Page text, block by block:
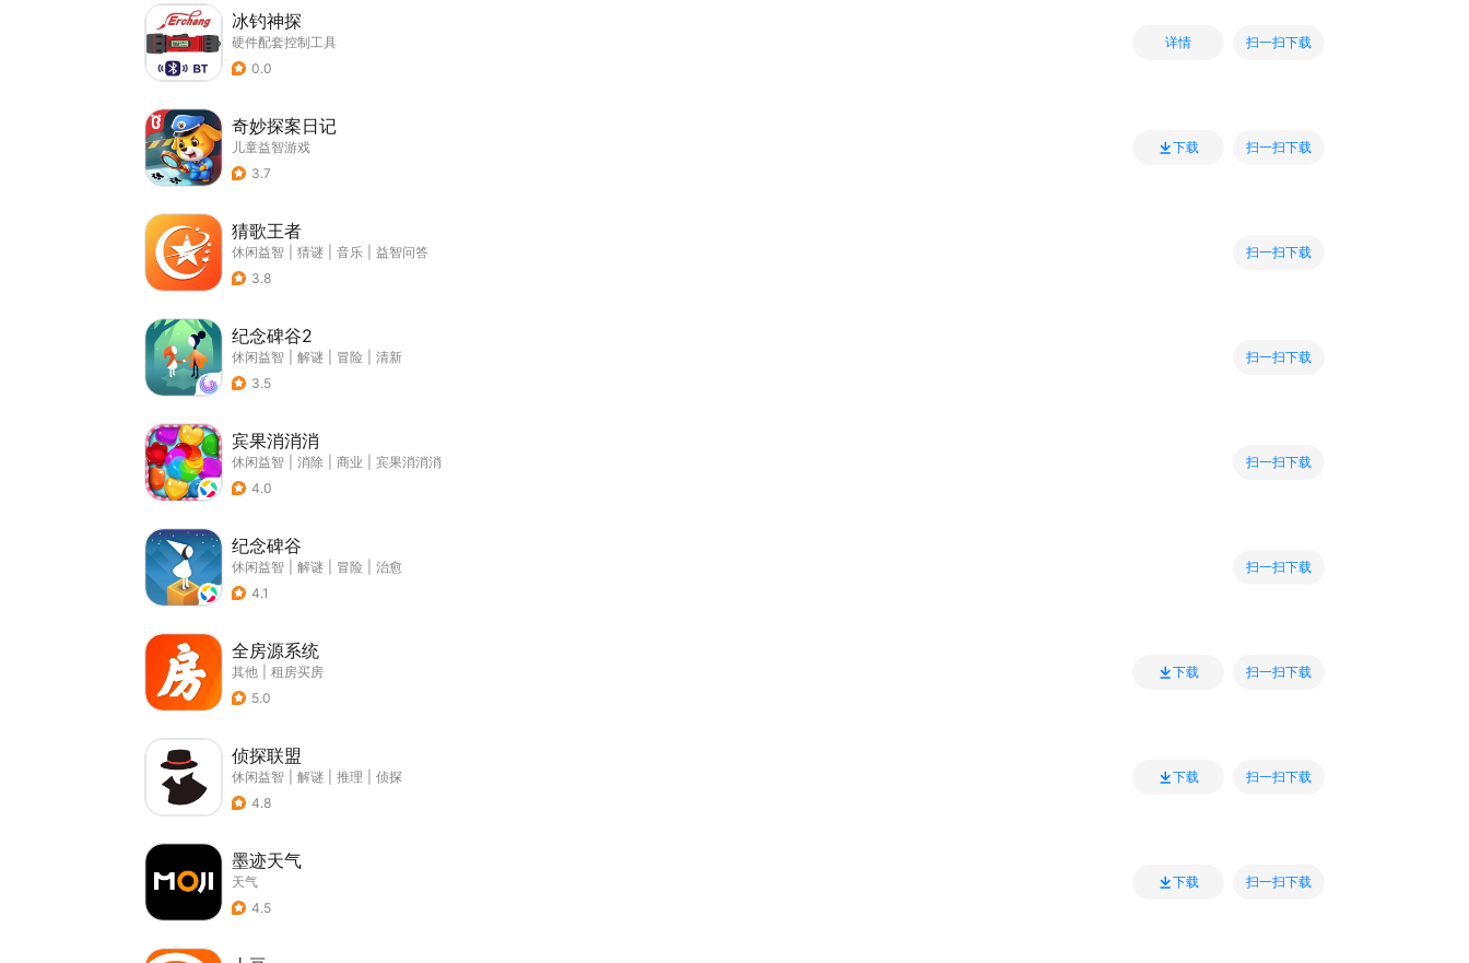
冰钓神探
硬件配套控制工具
0.0
详情 扫一扫下载
奇妙探案日记
儿童益智游戏
3.7
下载 扫一扫下载
猜歌王者
休闲益智 猜谜 音乐
益智问答
3.8
扫一扫下载
纪念碑谷2
休闲益智 解谜 冒险
清新
3.5
扫一扫下载
宾果消消消
休闲益智 消除 商业
宾果消消消
4.0
扫一扫下载
纪念碑谷
休闲益智 解谜 冒险
治愈
4.1
扫一扫下载
全房源系统
其他
租房买房
5.0
下载 扫一扫下载
侦探联盟
休闲益智 解谜 推理
侦探
4.8
下载 扫一扫下载
墨迹天气
天气
4.5
下载 扫一扫下载